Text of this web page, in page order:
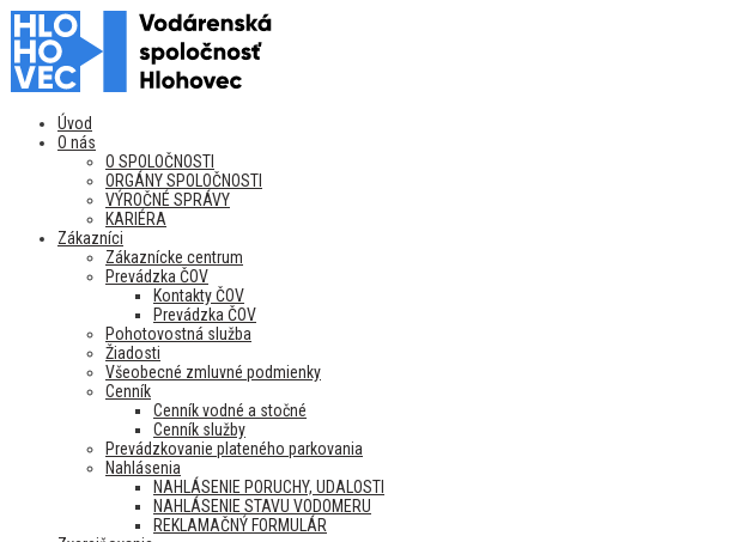
Úvod
O nás
O SPOLOČNOSTI
ORGÁNY SPOLOČNOSTI
VÝROČNÉ SPRÁVY
KARIÉRA
Zákazníci
Zákaznícke centrum
Prevádzka ČOV
Kontakty ČOV
Prevádzka ČOV
Pohotovostná služba
Žiadosti
Všeobecné zmluvné podmienky
Cenník
Cenník vodné a stočné
Cenník služby
Prevádzkovanie plateného parkovania
Nahlásenia
NAHLÁSENIE PORUCHY, UDALOSTI
NAHLÁSENIE STAVU VODOMERU
REKLAMAČNÝ FORMULÁR